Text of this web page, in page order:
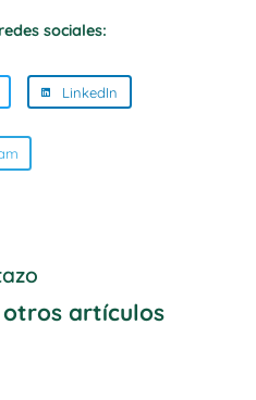
sociales:
LinkedIn
artículos